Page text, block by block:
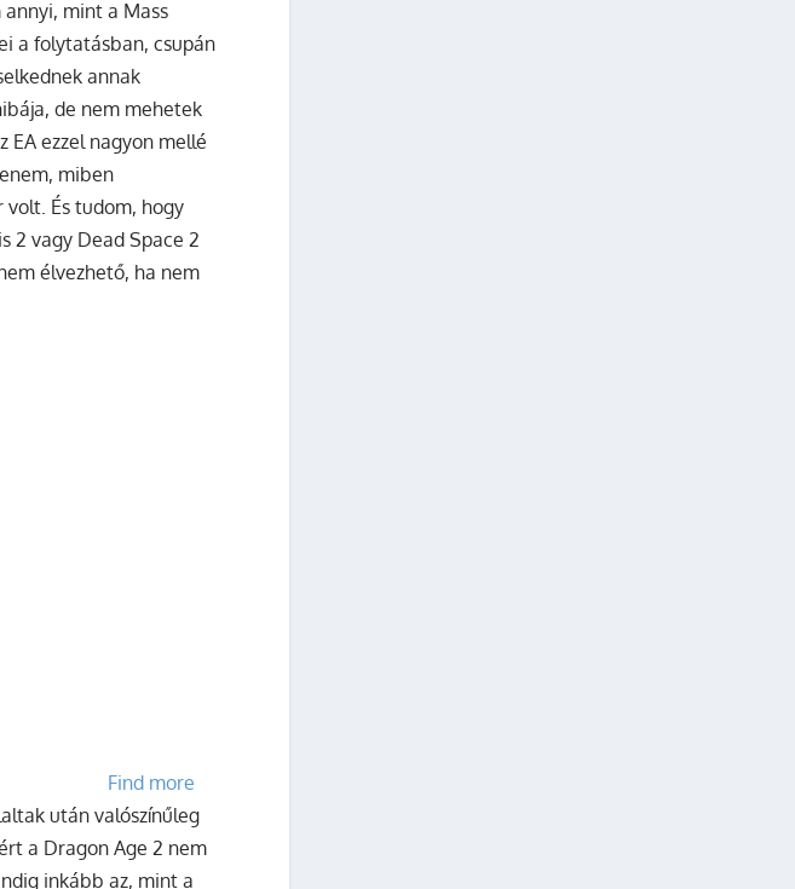
mint a Mass
a folytatásban, csupán
annak
de nem mehetek
ezzel nagyon mellé
miben
És tudom, hogy
2 vagy Dead Space 2
élvezhető, ha nem
Find more
után valószínűleg
a Dragon Age 2 nem
inkább az, mint a